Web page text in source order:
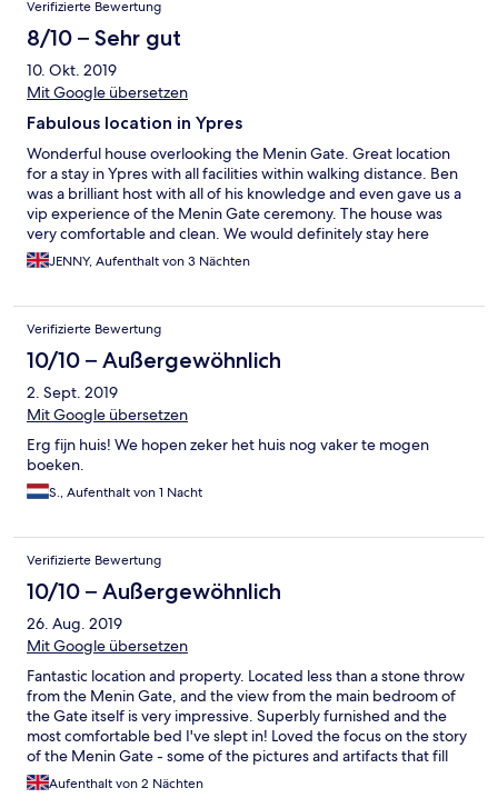
Verifizierte Bewertung
8/10 – Sehr gut
10. Okt. 2019
Mit Google übersetzen
Fabulous location in Ypres
Wonderful house overlooking the Menin Gate. Great location
for a stay in Ypres with all facilities within walking distance. Ben
was a brilliant host with all of his knowledge and even gave us a
vip experience of the Menin Gate ceremony. The house was
very comfortable and clean. We would definitely stay here
again.JENNY, Aufenthalt von 3 Nächten
Verifizierte Bewertung
10/10 – Außergewöhnlich
2. Sept. 2019
Mit Google übersetzen
Erg fijn huis! We hopen zeker het huis nog vaker te mogen
boeken.
S., Aufenthalt von 1 Nacht
Verifizierte Bewertung
10/10 – Außergewöhnlich
26. Aug. 2019
Mit Google übersetzen
Fantastic location and property. Located less than a stone throw
from the Menin Gate, and the view from the main bedroom of
the Gate itself is very impressive. Superbly furnished and the
most comfortable bed I've slept in! Loved the focus on the story
of the Menin Gate - some of the pictures and artifacts that fill
the house are fantastic, and really add to the ambience and
history of the area. The host was extremely welcoming and
Aufenthalt von 2 Nächten